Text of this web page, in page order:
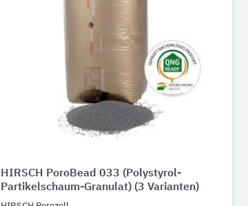
HIRSCH PoroBead 033 (Polystyrol-
Partikelschaum-Granulat) (3 Varianten)